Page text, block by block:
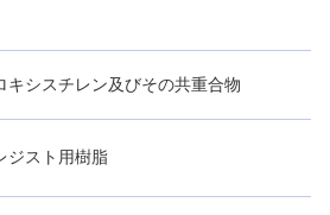
キシスチレン及びその共重合物
ジスト用樹脂